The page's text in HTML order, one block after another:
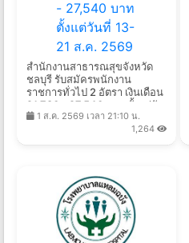
สำนักงานสาธารณสุขจังหวัด
ชลบุรี รับสมัครพนักงาน
ราชการทั่วไป 2 อัตรา เงินเดือน
21,780 - 27,540 บาท ตั้งแต่วัน
ที่ 13-21 ส.ค. 2569
1 ส.ค. 2569 เวลา 21:10 น.
1,264